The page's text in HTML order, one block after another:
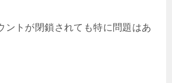
ントが閉鎖されても特に問題はあ